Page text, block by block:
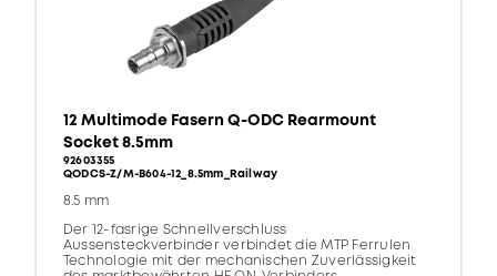
12 Multimode Fasern Q-ODC Rearmount
Socket 8.5mm
92603355
QODCS-Z/M-B604-12_8.5mm_Railway
8.5 mm
Der 12-fasrige Schnellverschluss
Aussensteckverbinder verbindet die MTP Ferrulen
Technologie mit der mechanischen Zuverlässigkeit